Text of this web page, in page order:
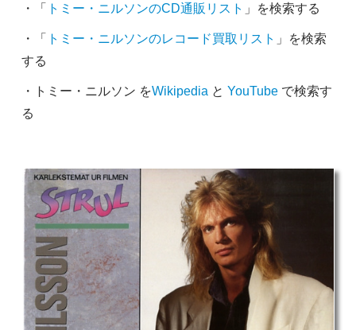
・「 トミー・ニルソンのCD通販リスト 」を検索する
・「 トミー・ニルソンのレコード買取リスト 」を検索
する
・トミー・ニルソン をWikipedia と YouTubeで検索す
る